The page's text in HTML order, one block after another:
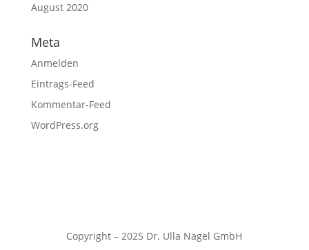
August 2020
Meta
Anmelden
Eintrags-Feed
Kommentar-Feed
WordPress.org
Copyright – 2025 Dr. Ulla Nagel GmbH